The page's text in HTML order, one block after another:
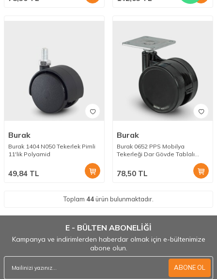
Burak
Burak 1404 N050 Tekerlek Pimli
11'lik Polyamid
49,84 TL
Burak
Burak 0652 PPS Mobilya
Tekerleği Dar Gövde Tablalı
78,50 TL
Toplam 44 ürün bulunmaktadır.
E - BÜLTEN ABONELİĞİ
Kampanya ve indirimlerden haberdar olmak için e-bültenimize
abone olun.
ABONE OL